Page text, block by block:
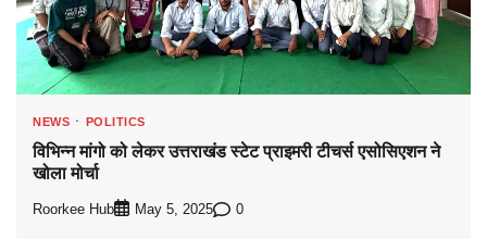
NEWS POLITICS
विभिन्न मांगो को लेकर उत्तराखंड स्टेट प्राइमरी टीचर्स एसोसिएशन ने
खोला मोर्चा
Roorkee Hub May 5, 2025 0